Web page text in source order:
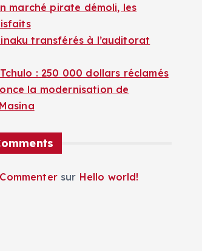
marché pirate démoli, les
transférés à l’auditorat
: 250 000 dollars réclamés
la modernisation de
sur Hello world!